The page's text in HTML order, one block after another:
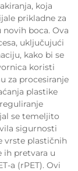
koja
prikladne za
boca. Ova
uključujući
kako bi se
koristi
za procesiranje
plastike
se temeljito
sigurnosti
vrste plastičnih
ih pretvara u
a (rPET). Ovi